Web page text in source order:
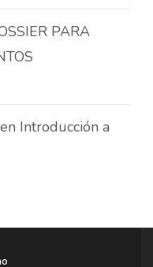
PARA
en Introducción a